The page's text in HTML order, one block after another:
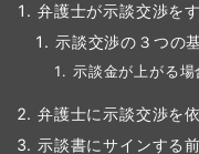
弁護士が示談交渉を
示談交渉の３つの
示談金が上がる場
弁護士に示談交渉を
示談書にサインする